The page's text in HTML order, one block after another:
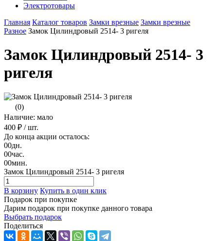
Электротовары
Главная Каталог товаров Замки врезные Замки врезные
Разное Замок Цилиндровый 2514- 3 ригеля
Замок Цилиндровый 2514- 3
ригеля
(0)
Наличие: мало
400 ₽ / шт.
До конца акции осталось:
00дн.
00час.
00мин.
Замок Цилиндровый 2514- 3 ригеля
В корзину Купить в один клик
Подарок при покупке
Дарим подарок при покупке данного товара
Выбрать подарок
Поделиться